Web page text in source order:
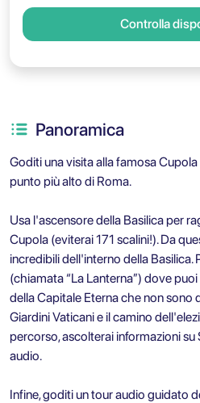
Controlla
Panoramica
Goditi una visita alla famosa
punto più alto di Roma.
Usa l'ascensore della Basilica per
Cupola (eviterai 171 scalini!). Da
incredibili dell'interno della Basilica.
(chiamata “La Lanterna”) dove
della Capitale Eterna che non sono
Giardini Vaticani e il camino
percorso, ascolterai informazioni su
audio.
Infine, goditi un tour audio guidato